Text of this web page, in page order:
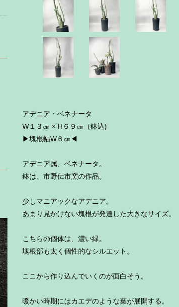
アデニア・ベネナータ
W１３㎝ × H６９㎝（鉢込)
▶︎塊根幅W６㎝◀︎
アデニア属、ベネナータ。
鉢は、市野伝市窯の作品。
少しマニアックなアデニア。
あまり見かけない塊根が発達した大きなサイズ。
こちらの個体は、濃い緑。
塊根部も太く個性的なシルエット。
ここから作り込んでいくのが面白そう。
暖かい時期にはカエデのような葉が展開する。